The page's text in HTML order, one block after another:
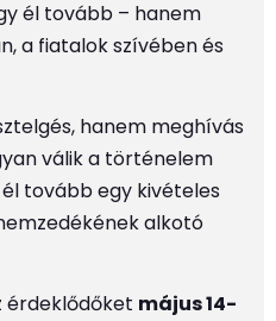
él tovább – hanem
a fiatalok szívében és
hanem meghívás
válik a történelem
tovább egy kivételes
alkotó
érdeklődőket május 14-